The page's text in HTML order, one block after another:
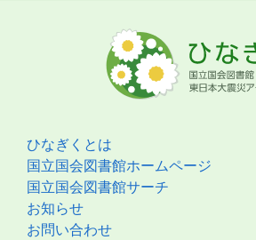
ひなぎくとは
国立国会図書館ホームページ
国立国会図書館サーチ
お知らせ
お問い合わせ